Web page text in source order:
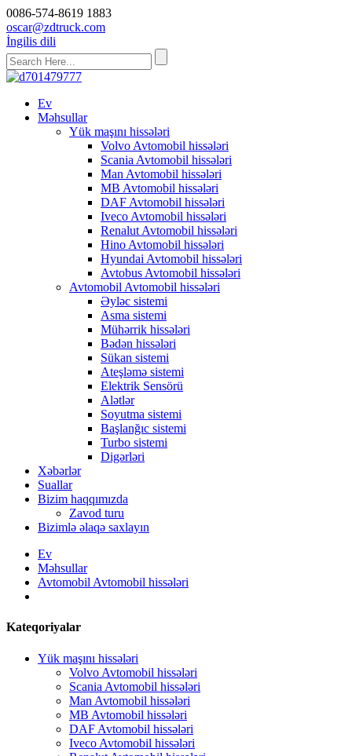
0086-574-8619 1883
oscar@zdtruck.com
İngilis dili
Ev
Məhsullar
Yük maşını hissələri
Volvo Avtomobil hissələri
Scania Avtomobil hissələri
Man Avtomobil hissələri
MB Avtomobil hissələri
DAF Avtomobil hissələri
Iveco Avtomobil hissələri
Renalut Avtomobil hissələri
Hino Avtomobil hissələri
Hyundai Avtomobil hissələri
Avtobus Avtomobil hissələri
Avtomobil Avtomobil hissələri
Əyləc sistemi
Asma sistemi
Mühərrik hissələri
Bədən hissələri
Sükan sistemi
Ateşləmə sistemi
Elektrik Sensörü
Alətlər
Soyutma sistemi
Başlanğıc sistemi
Turbo sistemi
Digərləri
Xəbərlər
Suallar
Bizim haqqımızda
Zavod turu
Bizimlə əlaqə saxlayın
Ev
Məhsullar
Avtomobil Avtomobil hissələri
Kateqoriyalar
Yük maşını hissələri
Volvo Avtomobil hissələri
Scania Avtomobil hissələri
Man Avtomobil hissələri
MB Avtomobil hissələri
DAF Avtomobil hissələri
Iveco Avtomobil hissələri